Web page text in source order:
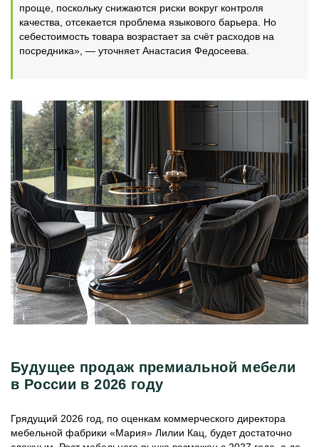
проще, поскольку снижаются риски вокруг контроля
качества, отсекается проблема языкового барьера. Но
себестоимость товара возрастает за счёт расходов на
посредника», — уточняет Анастасия Федосеева.
Будущее продаж премиальной мебели
в России в 2026 году
Грядущий 2026 год, по оценкам коммерческого директора
мебельной фабрики «Мария» Лилии Кац, будет достаточно